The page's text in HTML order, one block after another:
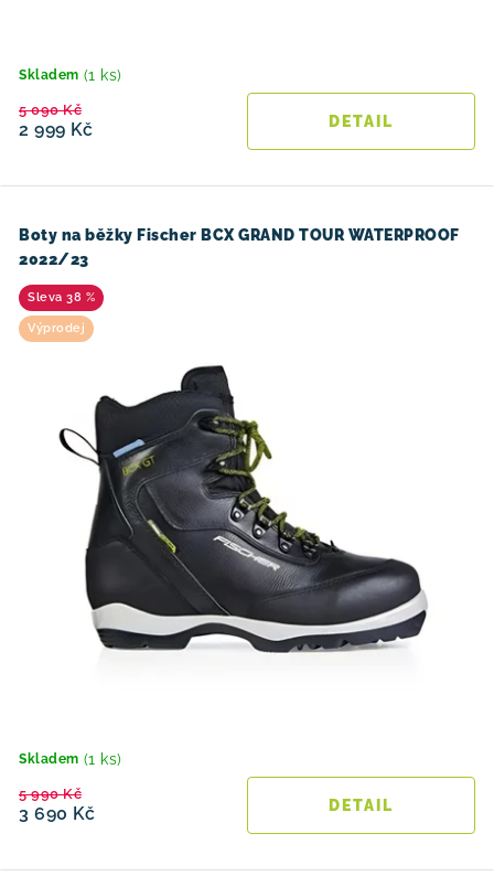
Skladem (1 ks)
2 999 Kč
5 090 Kč
Boty na běžky Fischer BCX GRAND TOUR WATERPROOF
2022/23
38 %
Výprodej
Skladem (1 ks)
3 690 Kč
5 990 Kč